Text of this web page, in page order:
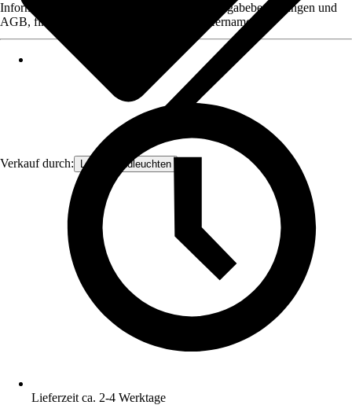
Verkauf durch: Lampenundleuchten
Informationen des Verkäufers, wie z. B. Rückgabebedingungen und
AGB, finden Sie bei Klick auf den Verkäufernamen.
Lieferzeit ca. 2-4 Werktage